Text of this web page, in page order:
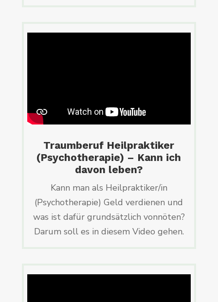
Traumberuf Heilpraktiker
(Psychotherapie) – Kann ich
davon leben?
Kann man als Heilpraktiker/in
(Psychotherapie) Geld verdienen und
was ist dafür grundsätzlich vonnöten?
Darum soll es in diesem Video gehen.